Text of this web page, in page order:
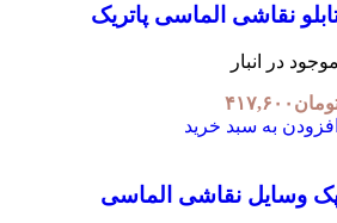
نقاشی الماسی پاتریک
در انبار
۴۱۷,۶۰۰
به سبد خرید
وسایل نقاشی الماسی